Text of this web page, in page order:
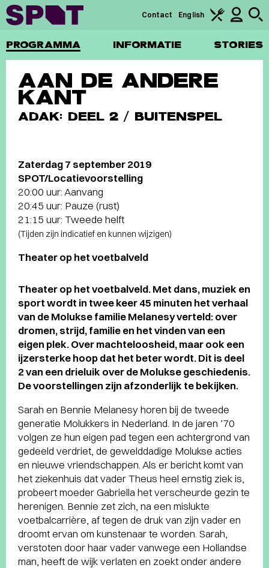
PROGRAMMA INFORMATIE STORIES
Contact English
AAN DE ANDERE
KANT
ADAK: DEEL 2 / BUITENSPEL
Zaterdag 7 september 2019
SPOT/Locatievoorstelling
20:00 uur: Aanvang
20:45 uur: Pauze (rust)
21:15 uur: Tweede helft
(Tijden zijn indicatief en kunnen wijzigen)
Theater op het voetbalveld
Theater op het voetbalveld. Met dans, muziek en
sport wordt in twee keer 45 minuten het verhaal
van de Molukse familie Melanesy verteld: over
dromen, strijd, familie en het vinden van een
eigen plek. Over machteloosheid, maar ook een
ijzersterke hoop dat het beter wordt. Dit is deel
2 van een drieluik over de Molukse geschiedenis.
De voorstellingen zijn afzonderlijk te bekijken.
Sarah en Bennie Melanesy horen bij de tweede
generatie Molukkers in Nederland. In de jaren ’70
volgen ze hun eigen pad tegen een achtergrond van
gedeeld verdriet, de gewelddadige Molukse acties
en nieuwe vriendschappen. Als er bericht komt van
het ziekenhuis dat vader Theus heel ernstig ziek is,
probeert moeder Gabriella het verscheurde gezin te
herenigen. Bennie zet zich, na een mislukte
voetbalcarrière, af tegen de druk van zijn vader en
droomt ervan om kunstenaar te worden. Sarah,
verstoten door haar vader vanwege een Hollandse
man, heeft de wijk verlaten en zoekt onder andere